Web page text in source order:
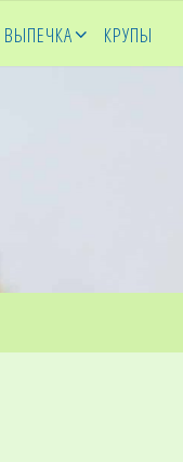
ВЫПЕЧКА КРУПЫ